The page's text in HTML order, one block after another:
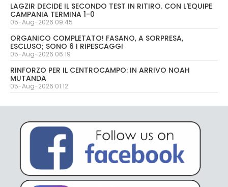
LAGZIR DECIDE IL SECONDO TEST IN RITIRO. CON L'EQUIPE
CAMPANIA TERMINA 1-0
05-Aug-2026 09:45
ORGANICO COMPLETATO! FASANO, A SORPRESA,
ESCLUSO; SONO 6 I RIPESCAGGI
05-Aug-2026 06:19
RINFORZO PER IL CENTROCAMPO: IN ARRIVO NOAH
MUTANDA
05-Aug-2026 01:12